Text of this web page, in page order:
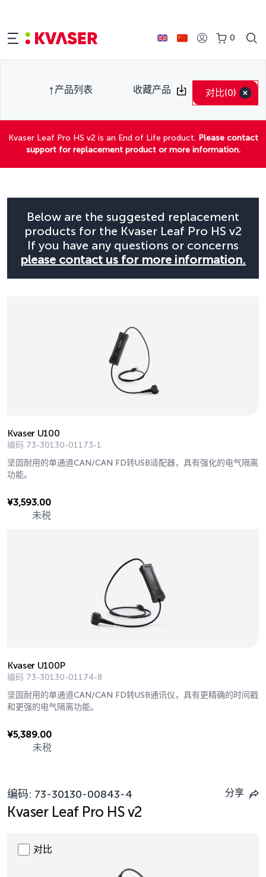
0
产品列表 收藏产品 对比(0)
Kvaser Leaf Pro HS v2 is an End of Life product. Please contact
support for replacement product or more information.
Below are the suggested replacement
products for the Kvaser Leaf Pro HS v2
If you have any questions or concerns
please contact us for more information.
Kvaser U100
编码 73-30130-01173-1
坚固耐用的单通道CAN/CAN FD转USB适配器，具有强化的电气隔离
功能。
¥3,593.00
未税
Kvaser U100P
编码 73-30130-01174-8
坚固耐用的单通道CAN/CAN FD转USB通讯仪，具有更精确的时间戳
和更强的电气隔离功能。
¥5,389.00
未税
编码: 73-30130-00843-4 分享
Kvaser Leaf Pro HS v2
对比